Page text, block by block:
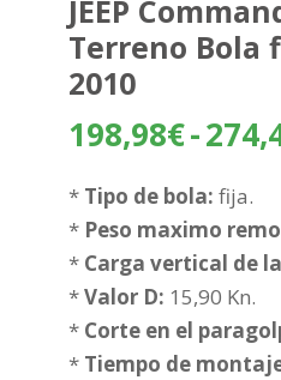
JEEP
Terreno Bola
2010
198,98€-
* Tipo de bola: fija.
* Peso maximo
* Carga vertical de
*Valor D: 15,90 Kn.
* Corte en el
* Tiempo de